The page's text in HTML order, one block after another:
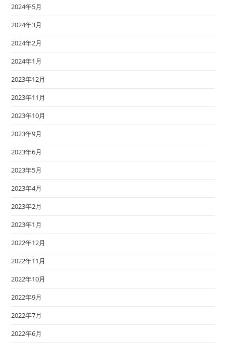
2024年5月
2024年3月
2024年2月
2024年1月
2023年12月
2023年11月
2023年10月
2023年9月
2023年6月
2023年5月
2023年4月
2023年2月
2023年1月
2022年12月
2022年11月
2022年10月
2022年9月
2022年7月
2022年6月